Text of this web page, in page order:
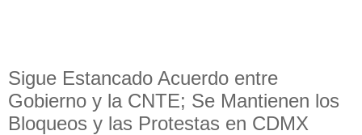
Sigue Estancado Acuerdo entre
Gobierno y la CNTE; Se Mantienen los
Bloqueos y las Protestas en CDMX